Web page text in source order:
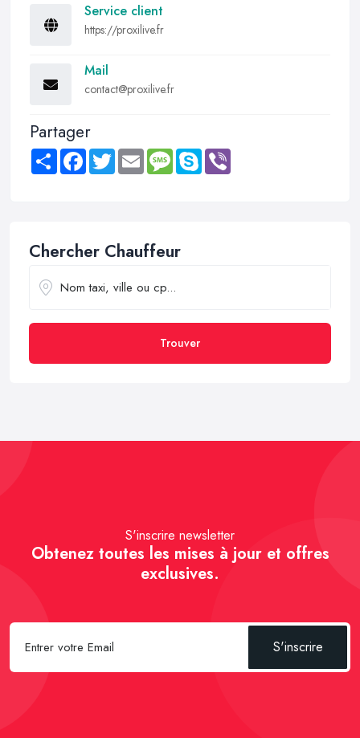
Service client
https://proxilive.fr
Mail
contact@proxilive.fr
Partager
Share FacebookTwitter Email MessageSkype
Chercher Chauffeur
Trouver
S'inscrire newsletter
Obtenez toutes les mises à jour et offres
exclusives.
S'inscrire